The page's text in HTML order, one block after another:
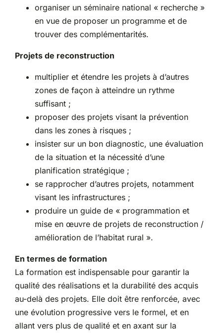
organiser un séminaire national « recherche »
en vue de proposer un programme et de
trouver des complémentarités.
Projets de reconstruction
multiplier et étendre les projets à d’autres
zones de façon à atteindre un rythme
suffisant ;
proposer des projets visant la prévention
dans les zones à risques ;
insister sur un bon diagnostic, une évaluation
de la situation et la nécessité d’une
planification stratégique ;
se rapprocher d’autres projets, notamment
visant les infrastructures ;
produire un guide de « programmation et
mise en œuvre de projets de reconstruction /
amélioration de l’habitat rural ».
En termes de formation
La formation est indispensable pour garantir la
qualité des réalisations et la durabilité des acquis
au-delà des projets. Elle doit être renforcée, avec
une évolution progressive vers le formel, et en
allant vers plus de qualité et en axant sur la